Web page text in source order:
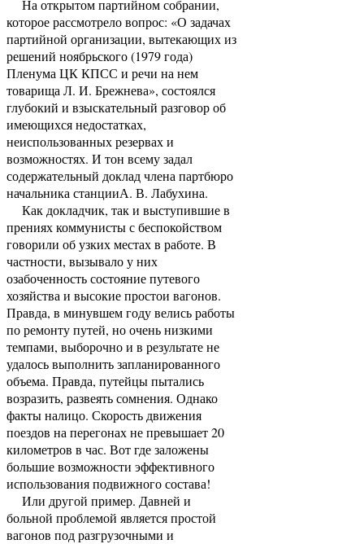
На открытом партийном собрании,
которое рассмотрело вопрос: «О задачах
партийной организации, вытекающих из
решений ноябрьского (1979 года)
Пленума ЦК КПСС и речи на нем
товарища Л. И. Брежнева», состоялся
глубокий и взыскательный разговор об
имеющихся недостатках,
неиспользованных резервах и
возможностях. И тон всему задал
содержательный доклад члена партбюро
начальника станцииА. В. Лабухина.
Как докладчик, так и выступившие в
прениях коммунисты с беспокойством
говорили об узких местах в работе. В
частности, вызывало у них
озабоченность состояние путевого
хозяйства и высокие простои вагонов.
Правда, в минувшем году велись работы
по ремонту путей, но очень низкими
темпами, выборочно и в результате не
удалось выполнить запланированного
объема. Правда, путейцы пытались
возразить, развеять сомнения. Однако
факты налицо. Скорость движения
поездов на перегонах не превышает 20
километров в час. Вот где заложены
большие возможности эффективного
использования подвижного состава!
Или другой пример. Давней и
больной проблемой является простой
вагонов под разгрузочными и